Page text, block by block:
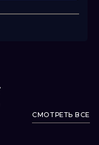
СМОТРЕТЬ ВСЕ